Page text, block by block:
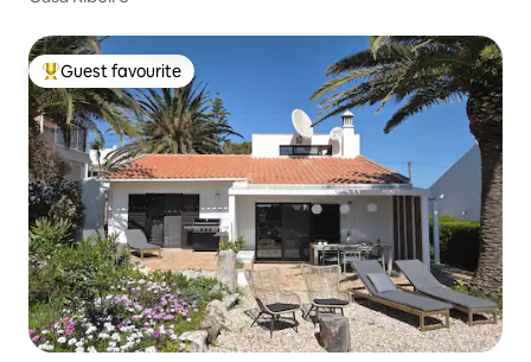
Top guest favourite
Guest favourite